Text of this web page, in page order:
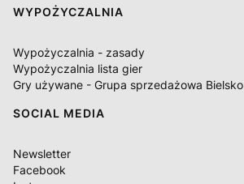
WYPOŻYCZALNIA
Wypożyczalnia - zasady
Wypożyczalnia lista gier
Gry używane - Grupa sprzedażowa Bielsko
SOCIAL MEDIA
Newsletter
Facebook